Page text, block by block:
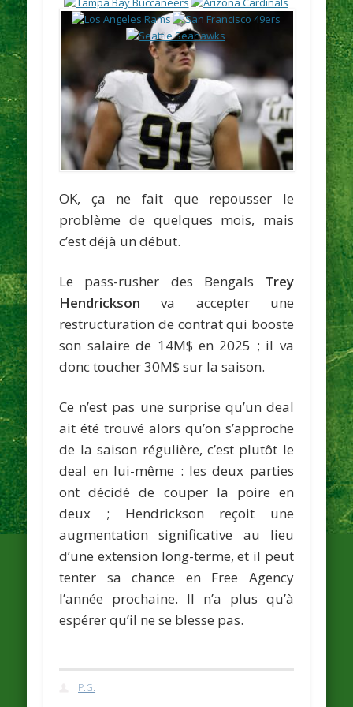
OK, ça ne fait que repousser le
problème de quelques mois, mais
c’est déjà un début.
Le pass-rusher des Bengals Trey
Hendrickson va accepter une
restructuration de contrat qui booste
son salaire de 14M$ en 2025 ; il va
donc toucher 30M$ sur la saison.
Ce n’est pas une surprise qu’un deal
ait été trouvé alors qu’on s’approche
de la saison régulière, c’est plutôt le
deal en lui-même : les deux parties
ont décidé de couper la poire en
deux ; Hendrickson reçoit une
augmentation significative au lieu
d’une extension long-terme, et il peut
tenter sa chance en Free Agency
l’année prochaine. Il n’a plus qu’à
espérer qu’il ne se blesse pas.
P.G.